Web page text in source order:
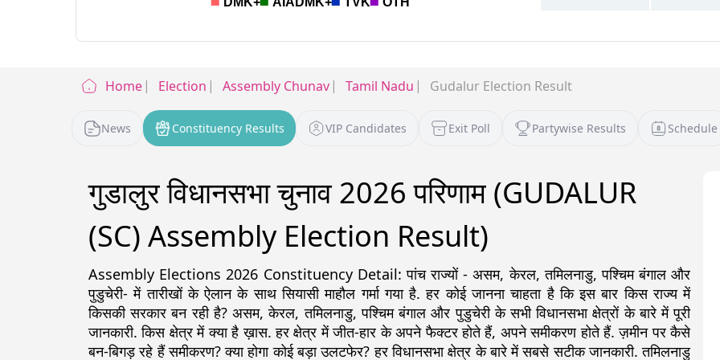
Home Election Assembly Chunav Tamil Nadu Gudalur Election Result
News Constituency Results VIP Candidates Exit Poll Partywise Results Schedule
गुडालुर विधानसभा चुनाव 2026 परिणाम (GUDALUR
(SC) Assembly Election Result)
Assembly Elections 2026 Constituency Detail: पांच राज्यों - असम, केरल, तमिलनाडु, पश्चिम बंगाल और
पुडुचेरी- में तारीखों के ऐलान के साथ सियासी माहौल गर्मा गया है. हर कोई जानना चाहता है कि इस बार किस राज्य में
किसकी सरकार बन रही है? असम, केरल, तमिलनाडु, पश्चिम बंगाल और पुडुचेरी के सभी विधानसभा क्षेत्रों के बारे में पूरी
जानकारी. किस क्षेत्र में क्या है ख़ास. हर क्षेत्र में जीत-हार के अपने फैक्टर होते हैं, अपने समीकरण होते हैं. ज़मीन पर कैसे
बन-बिगड़ रहे हैं समीकरण? क्या होगा कोई बड़ा उलटफेर? हर विधानसभा क्षेत्र के बारे में सबसे सटीक जानकारी. तमिलनाडु